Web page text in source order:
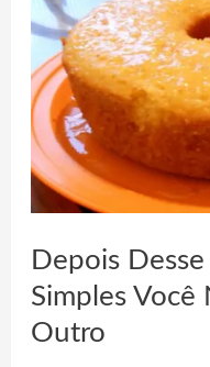
Depois
Simples Você
Outro
Desse
Bolo
de
Laranja
Simples
Você
Não
Querer
Outro